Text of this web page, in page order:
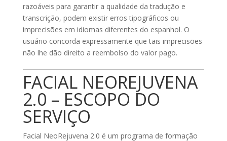
razoáveis para garantir a qualidade da tradução e
transcrição, podem existir erros tipográficos ou
imprecisões em idiomas diferentes do espanhol. O
usuário concorda expressamente que tais imprecisões
não lhe dão direito a reembolso do valor pago.
FACIAL NEOREJUVENA
2.0 – ESCOPO DO
SERVIÇO
Facial NeoRejuvena 2.0 é um programa de formação